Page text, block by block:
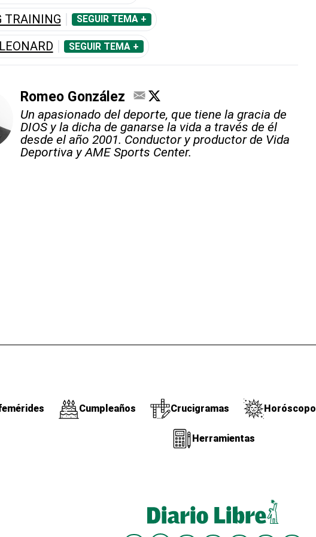
TRAINING SEGUIR TEMA +
SEGUIR TEMA +
Romeo González
Un apasionado del deporte, que tiene la gracia de
DIOS y la dicha de ganarse la vida a través de él
desde el año 2001. Conductor y productor de Vida
Deportiva y AME Sports Center.
Cumpleaños Crucigramas Horóscopo
Herramientas